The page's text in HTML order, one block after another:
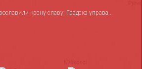
крсну славу; Градска управа...